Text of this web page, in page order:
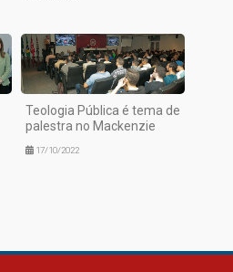
Teologia Pública é tema de
palestra no Mackenzie
17/10/2022